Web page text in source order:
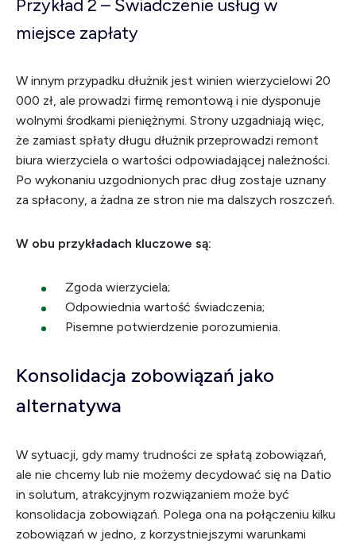
Przykład 2 – Świadczenie usług w
miejsce zapłaty
W innym przypadku dłużnik jest winien wierzycielowi 20
000 zł, ale prowadzi firmę remontową i nie dysponuje
wolnymi środkami pieniężnymi. Strony uzgadniają więc,
że zamiast spłaty długu dłużnik przeprowadzi remont
biura wierzyciela o wartości odpowiadającej należności.
Po wykonaniu uzgodnionych prac dług zostaje uznany
za spłacony, a żadna ze stron nie ma dalszych roszczeń.
W obu przykładach kluczowe są:
Zgoda wierzyciela;
Odpowiednia wartość świadczenia;
Pisemne potwierdzenie porozumienia.
Konsolidacja zobowiązań jako
alternatywa
W sytuacji, gdy mamy trudności ze spłatą zobowiązań,
ale nie chcemy lub nie możemy decydować się na Datio
in solutum, atrakcyjnym rozwiązaniem może być
konsolidacja zobowiązań. Polega ona na połączeniu kilku
zobowiązań w jedno, z korzystniejszymi warunkami